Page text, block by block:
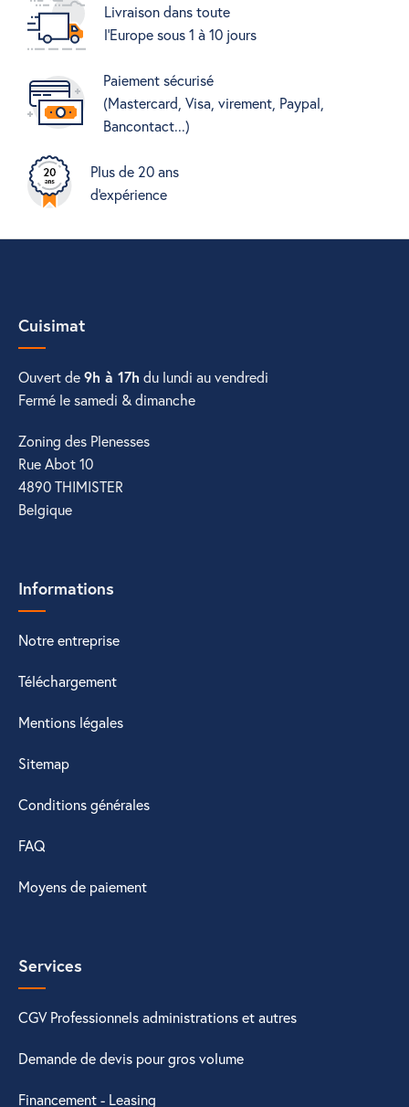
Livraison dans toute
l'Europe sous 1 à 10 jours
Paiement sécurisé
(Mastercard, Visa, virement, Paypal,
Bancontact...)
Plus de 20 ans
d'expérience
Cuisimat
Ouvert de9h à 17h du lundi au vendredi
Fermé le samedi & dimanche
Zoning des Plenesses
Rue Abot 10
4890 THIMISTER
Belgique
Informations
Notre entreprise
Téléchargement
Mentions légales
Sitemap
Conditions générales
FAQ
Moyens de paiement
Services
CGV Professionnels administrations et autres
Demande de devis pour gros volume
Financement - Leasing